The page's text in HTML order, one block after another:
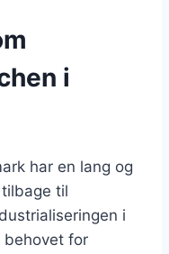
i
har en lang og
til
i
behovet for